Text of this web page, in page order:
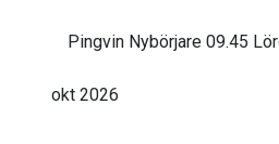
Pingvin Nybörjare 09.45
okt 2026